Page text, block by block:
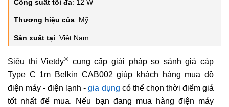
Công suất tối đa: 12 W
Thương hiệu của: Mỹ
Sản xuất tại: Việt Nam
Siêu thị Vietdy® cung cấp giải pháp so sánh giá cáp
Type C 1m Belkin CAB002 giúp khách hàng mua đồ
điện máy - điện lạnh -gia dụng có thể chọn thời điểm giá
tốt nhất để mua. Nếu bạn đang mua hàng điện máy